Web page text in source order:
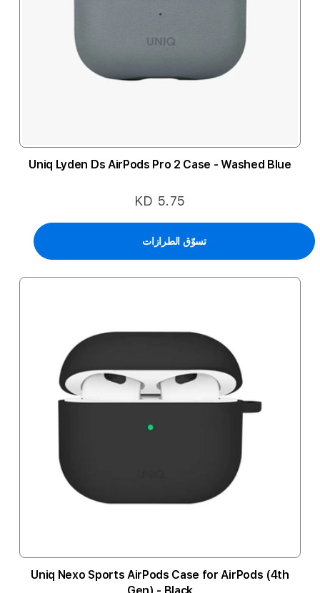
Uniq Lyden Ds AirPods Pro 2 Case - Washed Blue
KD 5.75
تسوّق الطرازات
Uniq Nexo Sports AirPods Case for AirPods (4th